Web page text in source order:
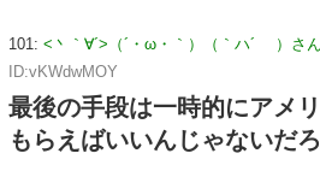
101: <丶｀∀´>（´・ω・｀）（｀ハ´ ）さん
ID:vKWdwMOY
最後の手段は一時的にアメ
もらえばいいんじゃないだ